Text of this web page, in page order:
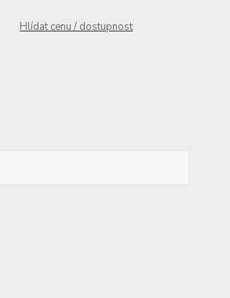
Hlídat cenu / dostupnost